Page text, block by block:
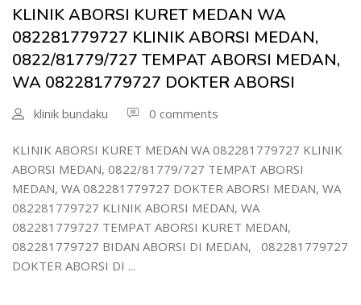
KLINIK ABORSI KURET MEDAN WA
082281779727 KLINIK ABORSI MEDAN,
0822/81779/727 TEMPAT ABORSI MEDAN,
WA 082281779727 DOKTER ABORSI
klinik bundaku 0 comments
KLINIK ABORSI KURET MEDAN WA 082281779727 KLINIK
ABORSI MEDAN, 0822/81779/727 TEMPAT ABORSI
MEDAN, WA 082281779727 DOKTER ABORSI MEDAN, WA
082281779727 KLINIK ABORSI MEDAN, WA
082281779727 TEMPAT ABORSI KURET MEDAN,
082281779727 BIDAN ABORSI DI MEDAN, 082281779727
DOKTER ABORSI DI ...
| WA 082/281779/727 KLINIK ABORSI KURET DI MEDAN
| WA 082281779727 DOKTER KURET DI MEDAN
WA 082281779727 DOKTER ABORSI DI MEDAN
| WA 08228*1779*727 TEMPAT KURET DI MEDAN
| WA )082281779727) JASA ABORSI DI MEDAN
| WA 0822#8177#9727 TEMPAT ABORSI MEDAN
| ABORSI AMAN DI MEDAN
| WA 082281779727 TEMPAT KURET MEDAN
0822817797
| WA 082281779727BIDAN PRAKTEK MEDAN
JUAL OBAT ABORSI DI MEDAN
| TEMPAT ABORSI DI MEDAN
| HTTPS://WA.ME/6282281779727 WA 082-281-779-727 K
| WA 082281779727 KLINIK ABORSI KURET DI MEDAN
| WA 082281779727 TEMPAT ABORSI DI MEDAN
| WA 082281779727 BIDAN ABORSI DI MEDAN
| WA 082281779727 TEMPAT ABORSI MEDAN
| 0822-8177-9727 DOKTER ABORSI DI MEDAN
| WA 082281779727 TEMPAT ABORSI KURET DI MEDAN